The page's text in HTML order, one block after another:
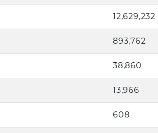
12,629,232
893,762
38,860
13,966
608